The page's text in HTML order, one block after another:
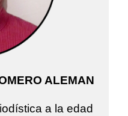
ALEMAN
a la edad